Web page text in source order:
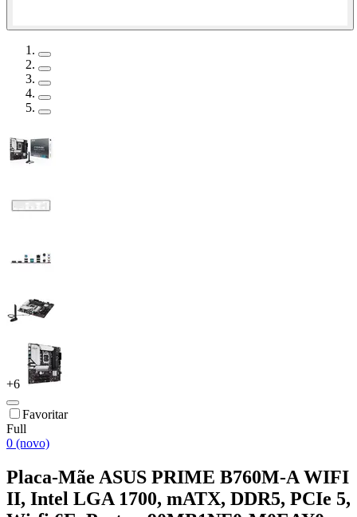
+6
Favoritar
Full
0 (novo)
Placa-Mãe ASUS PRIME B760M-A WIFI
II, Intel LGA 1700, mATX, DDR5, PCIe 5,